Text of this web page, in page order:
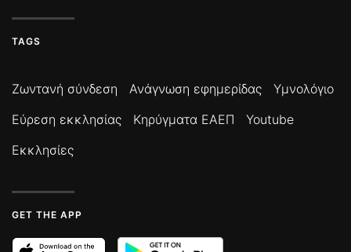
TAGS
Ζωντανή σύνδεση Ανάγνωση εφημερίδας
Υμνολόγιο
Εύρεση εκκλησίας
Κηρύγματα ΕΑΕΠ
Youtube
Εκκλησίες
GET THE APP